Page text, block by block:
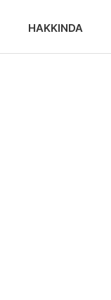
HAKKINDA